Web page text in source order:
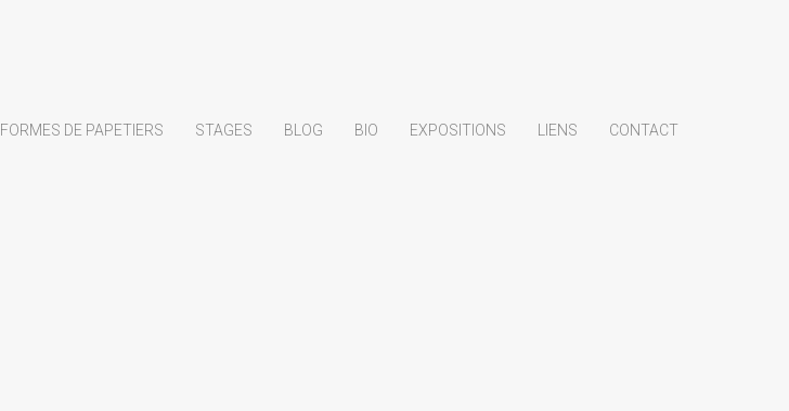
FORMES DE PAPETIERS STAGES BLOG BIO EXPOSITIONS LIENS CONTACT